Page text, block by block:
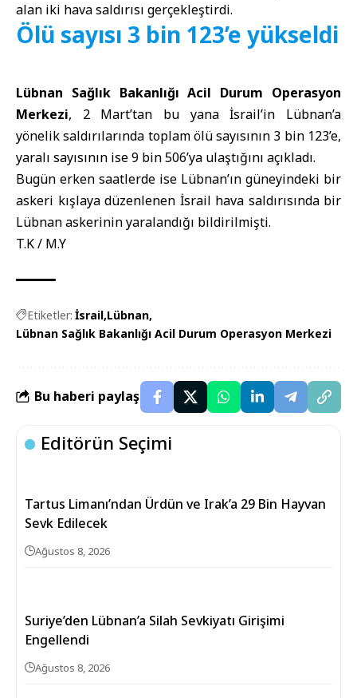
alan iki hava saldırısı gerçekleştirdi.
Ölü sayısı 3 bin 123’e yükseldi
Lübnan Sağlık Bakanlığı Acil Durum Operasyon
Merkezi, 2 Mart’tan bu yana İsrail’in Lübnan’a
yönelik saldırılarında toplam ölü sayısının 3 bin 123’e,
yaralı sayısının ise 9 bin 506’ya ulaştığını açıkladı.
Bugün erken saatlerde ise Lübnan’ın güneyindeki bir
askeri kışlaya düzenlenen İsrail hava saldırısında bir
Lübnan askerinin yaralandığı bildirilmişti.
T.K / M.Y
Etiketler: İsrail Lübnan
Lübnan Sağlık Bakanlığı Acil Durum Operasyon Merkezi
Bu haberi paylaş
Editörün Seçimi
Tartus Limanı’ndan Ürdün ve Irak’a 29 Bin Hayvan
Sevk Edilecek
Ağustos 8, 2026
Suriye’den Lübnan’a Silah Sevkiyatı Girişimi
Engellendi
Ağustos 8, 2026